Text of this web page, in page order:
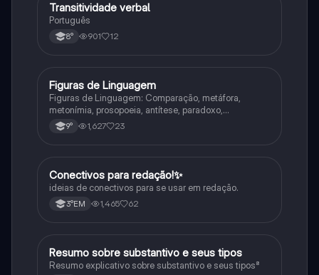
Português
Transitividade verbal
Português
8° 901 12
Português
Figuras de Linguagem
Figuras de Linguagem: Comparação, metáfora,
metonímia, prosopoeia, antítese, paradoxo,
eufemismo, hipérbole e onomatopeia
9° 1,627 23
Português
Conectivos para redação!✨
ideias de conectivos para se usar em redação.
3°EM 1,465 62
Português
Resumo sobre substantivo e seus tipos
Resumo explicativo sobre substantivo e seus tipos⁸